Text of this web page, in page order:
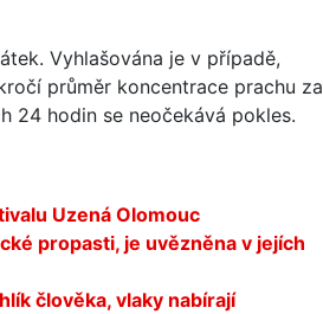
Vyhlašována je v případě,
průměr koncentrace prachu za
24 hodin se neočekává pokles.
Uzená Olomouc
propasti, je uvězněna v jejích
člověka, vlaky nabírají